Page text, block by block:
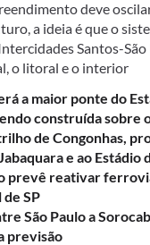
deve
a ideia é que o
Santos-São
o litoral e o interior
a maior ponte do
construída sobre
de Congonhas,
e ao Estádio
prevê reativar
SP
São Paulo a
previsão